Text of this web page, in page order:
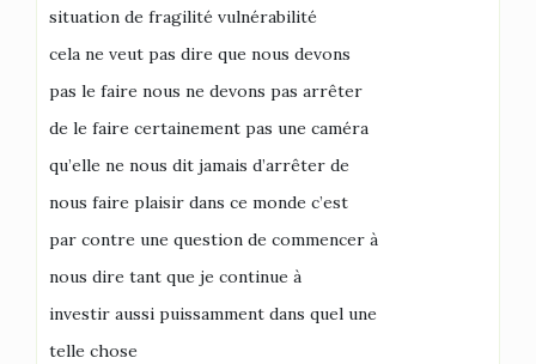
situation de fragilité vulnérabilité
cela ne veut pas dire que nous devons
pas le faire nous ne devons pas arrêter
de le faire certainement pas une caméra
qu’elle ne nous dit jamais d’arrêter de
nous faire plaisir dans ce monde c’est
par contre une question de commencer à
nous dire tant que je continue à
investir aussi puissamment dans quel une
telle chose